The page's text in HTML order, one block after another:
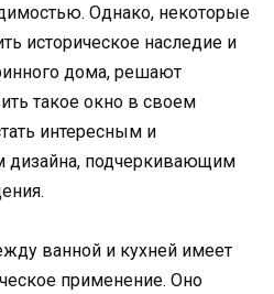
Однако, некоторые
историческое наследие и
дома, решают
такое окно в своем
интересным и
дизайна, подчеркивающим
ванной и кухней имеет
применение. Оно